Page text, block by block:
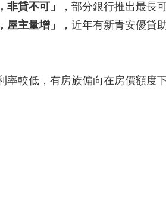
非貸不可」
，部分銀行推出最長
屋主量增」
，近年有新青安優貸
率較低，有房族偏向在房價額度